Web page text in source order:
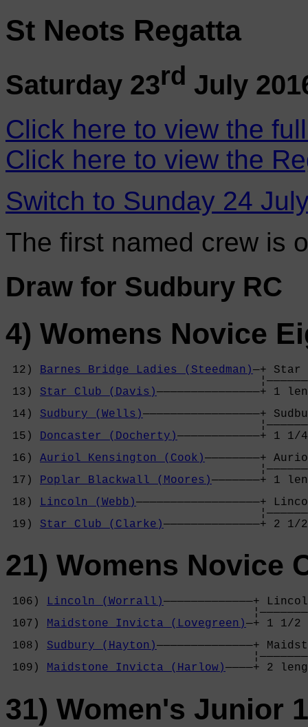
St Neots Regatta
Saturday 23rd July
Click here to view the
Click here to view the
Switch to Sunday 24
The first named crew is
Draw for Sudbury RC
4) Womens Novice
12) Barnes Bridge Ladies (Steedman)—+
13) Star Club (Davis)
14) Sudbury (Wells)
15)
Doncaster (Docherty)
16) Auriol Kensington (Cook)
17)
Poplar Blackwall (Moores)———————+
18)
Lincoln (Webb)
19) Star Club (Clarke)
21) Womens Novice
106) Lincoln (Worrall)
107) Maidstone Invicta (Lovegreen)—+ 1
108) Sudbury (Hayton)
109) Maidstone Invicta (Harlow)
31) Women's Junior